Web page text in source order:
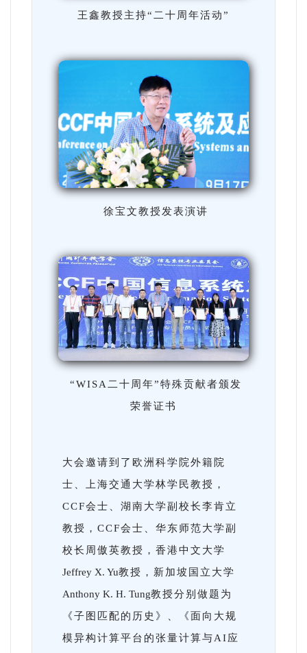
王鑫教授主持“二十周年活动”
徐宝文教授发表演讲
“WISA二十周年”特殊贡献者颁发
荣誉证书
大会邀请到了欧洲科学院外籍院
士、上海交通大学林学民教授，
CCF会士、湖南大学副校长李肯立
教授，CCF会士、华东师范大学副
校长周傲英教授，香港中文大学
Jeffrey X. Yu教授，新加坡国立大学
Anthony K. H. Tung教授分别做题为
《子图匹配的历史》、《面向大规
模异构计算平台的张量计算与AI应